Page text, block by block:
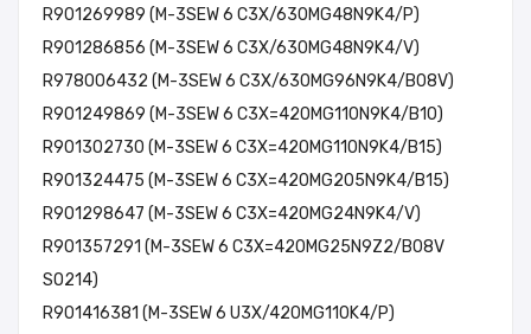
R901269989 (M-3SEW 6 C3X/630MG48N9K4/P)
R901286856 (M-3SEW 6 C3X/630MG48N9K4/V)
R978006432 (M-3SEW 6 C3X/630MG96N9K4/B08V)
R901249869 (M-3SEW 6 C3X=420MG110N9K4/B10)
R901302730 (M-3SEW 6 C3X=420MG110N9K4/B15)
R901324475 (M-3SEW 6 C3X=420MG205N9K4/B15)
R901298647 (M-3SEW 6 C3X=420MG24N9K4/V)
R901357291 (M-3SEW 6 C3X=420MG25N9Z2/B08V
SO214)
R901416381 (M-3SEW 6 U3X/420MG110K4/P)